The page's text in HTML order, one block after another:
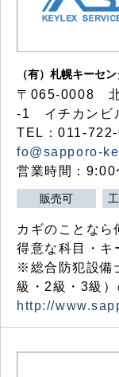
（有）札幌キーセ
〒065-0008 北
-1 イチカンビ
TEL：011-
fo@sapporo-
営業時間：9:00
販売可
カギのことなら
得意な科目・
※総合防犯設備
級・2級・3級）
http://